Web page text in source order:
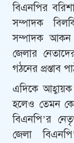
বিএনপির
সম্পাদক
সম্পাদক আকন
জেলার
গঠনের প্রস্তাব
এদিকে
হলেও তেমন
বিএনপি’র
জেলা